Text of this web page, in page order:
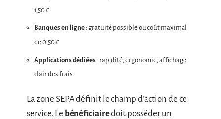
1,50 €
Banques en ligne : gratuité possible ou coût maximal
de 0,50 €
Applications dédiées : rapidité, ergonomie, affichage
clair des frais
La zone SEPA définit le champ d’action de ce
service. Le bénéficiairedoit posséder un